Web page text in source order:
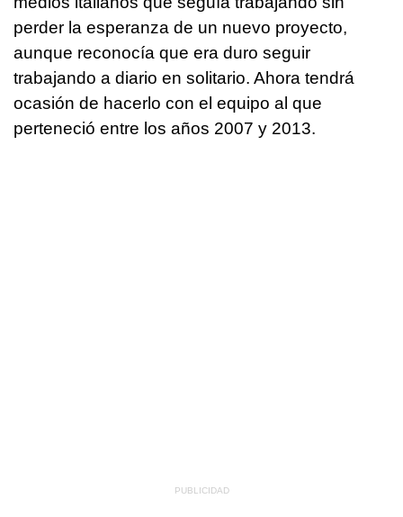
perder la esperanza de un nuevo proyecto,
aunque reconocía que era duro seguir
trabajando a diario en solitario. Ahora tendrá
ocasión de hacerlo con el equipo al que
perteneció entre los años 2007 y 2013.